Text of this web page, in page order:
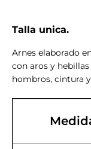
Talla unica.
Arnes elaborado
con aros y
hombros, cintura